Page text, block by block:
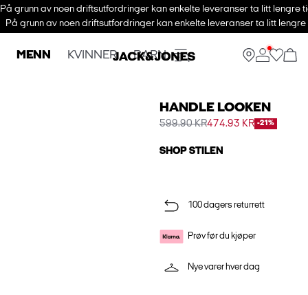
På grunn av noen driftsutfordringer kan enkelte leveranser ta litt lengre
På grunn av noen driftsutfordringer kan enkelte leveranser ta litt
MENN KVINNER BARN
HANDLE LOOKEN
599.90 KR474.93 KR -21%
SHOP STILEN
100 dagers returrett
Prøv før du kjøper
Nye varer hver dag